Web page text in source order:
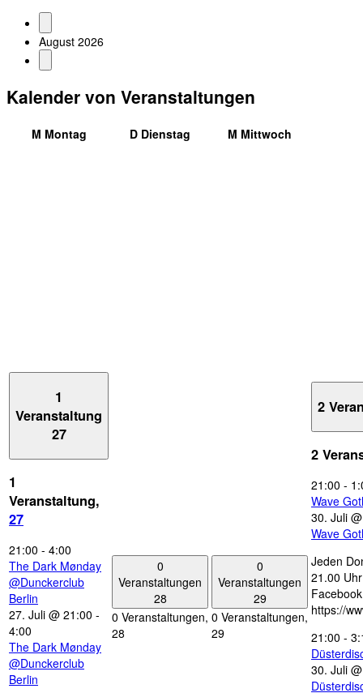
August 2026
Kalender von Veranstaltungen
M Montag D Dienstag M Mittwoch
1
Veranstaltung
27
1
Veranstaltung,
27
21:00 - 4:00
The Dark Mønday
@Dunckerclub
Berlin
27. Juli @ 21:00 -
4:00
The Dark Mønday
@Dunckerclub
Berlin
0
Veranstaltungen
28
0 Veranstaltungen,
28
0
Veranstaltungen
29
0 Veranstaltungen,
29
2
2
21:00 -
Wave
30. Juli
Wave
Jeden
21.00
https://
21:00 -
30. Juli